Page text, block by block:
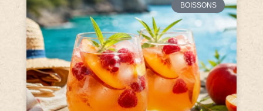
BOISSONS